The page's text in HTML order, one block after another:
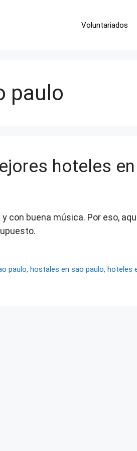
Voluntariados
paulo
hoteles
con buena música. Por eso,
paulo,hostales en sao paulo,hoteles